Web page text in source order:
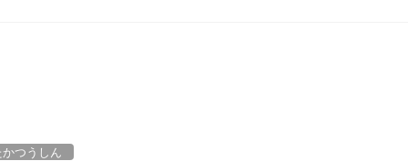
かつうしん